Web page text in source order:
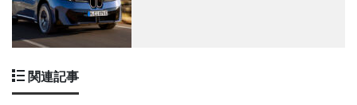
関連記事